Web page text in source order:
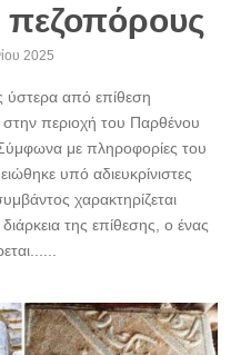
πεζοπόρους
2025
ύστερα από επίθεση
περιοχή του Παρθένου
με πληροφορίες του
υπό αδιευκρίνιστες
χαρακτηρίζεται
της επίθεσης, ο ένας